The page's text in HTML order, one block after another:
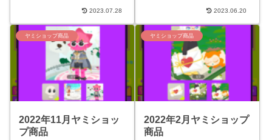
ジから探せます。再販は省略
しています。価格の項目は
通...
2023.07.28
ジから探せます。再販は省略
しています。価格の項目は
通...
2023.06.20
ヤミショップ商品
2022年11月ヤミショッ
プ商品
ヤミショップ商品
2022年2月ヤミショップ
商品